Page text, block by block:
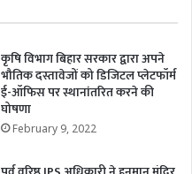
कृषि विभाग बिहार सरकार द्वारा अपने
भौतिक दस्तावेजों को डिजिटल प्लेटफॉर्म
ई-ऑफिस पर स्थानांतरित करने की
घोषणा
February 9, 2022